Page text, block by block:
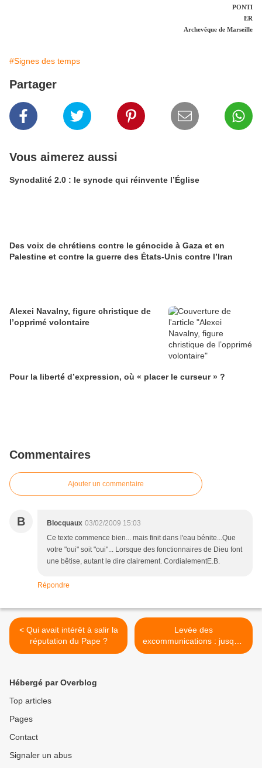
PONTI
ER
Archevêque de Marseille
#Signes des temps
Partager
Vous aimerez aussi
Synodalité 2.0 : le synode qui réinvente l’Église
Des voix de chrétiens contre le génocide à Gaza et en
Palestine et contre la guerre des États-Unis contre l’Iran
Alexei Navalny, figure christique de
l’opprimé volontaire
Pour la liberté d’expression, où « placer le curseur » ?
Commentaires
Ajouter un commentaire
B Blocquaux 03/02/2009 15:03
Ce texte commence bien... mais finit dans l'eau bénite...Que
votre "oui" soit "oui"... Lorsque des fonctionnaires de Dieu font
une bêtise, autant le dire clairement. CordialementE.B.
Répondre
< Qui avait intérêt à salir la
réputation du Pape ?
Levée des
excommunications : jusqu’à
l’insupportable… >
Hébergé par Overblog
Top articles
Pages
Contact
Signaler un abus